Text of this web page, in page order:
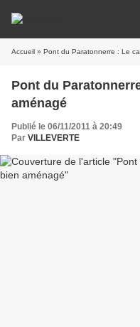
Accueil » Pont du Paratonnerre : Le
Pont du
aménagé
Publié le 06/11/2011 à 20:49
Par VILLEVERTE